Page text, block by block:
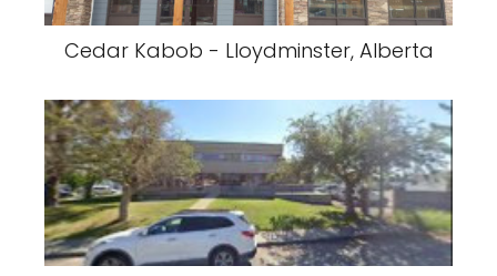
Cedar Kabob - Lloydminster, Alberta